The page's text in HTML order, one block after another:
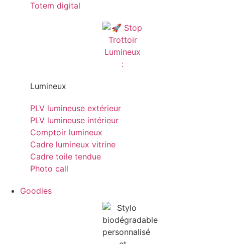
Totem digital
Lumineux
PLV lumineuse extérieur
PLV lumineuse intérieur
Comptoir lumineux
Cadre lumineux vitrine
Cadre toile tendue
Photo call
Goodies